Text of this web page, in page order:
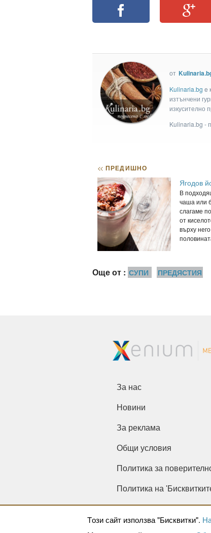
от
Kulinaria.bg e
изтънчени
изкусително
Kulinaria.bg -
<< ПРЕДИШНО
Ягодов
В
чаша или
слагаме
от
върху него
Още от : СУПИ ПРЕДЯСТИЯ
Tози сайт използва "Бисквитки".
За нас
Новини
За реклама
Общи условия
Политика за
Политика на